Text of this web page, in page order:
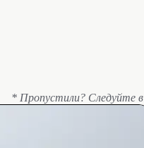
* Пропустили? Следуйте в